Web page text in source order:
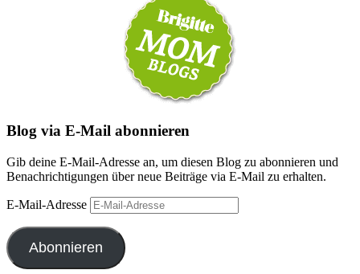
Blog via E-Mail abonnieren
Gib deine E-Mail-Adresse an, um diesen Blog zu abonnieren und
Benachrichtigungen über neue Beiträge via E-Mail zu erhalten.
E-Mail-Adresse
Abonnieren